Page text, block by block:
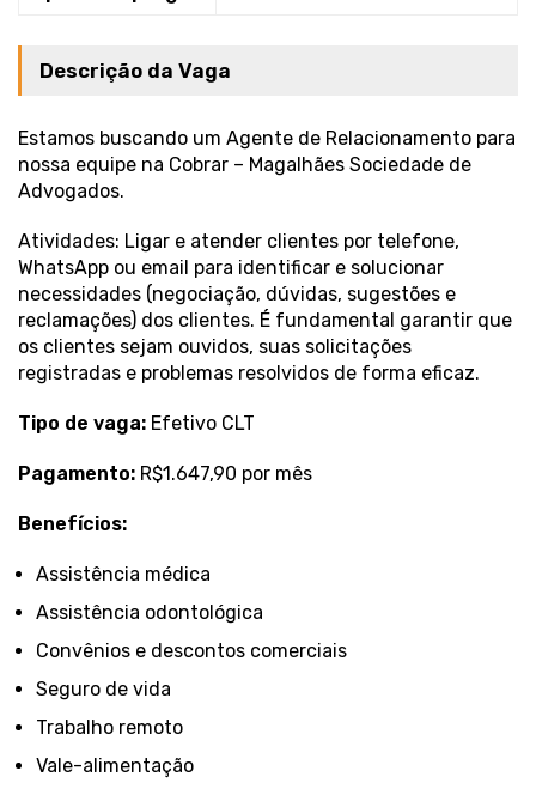
Descrição da Vaga
Estamos buscando um Agente de Relacionamento para
nossa equipe na Cobrar – Magalhães Sociedade de
Advogados.
Atividades: Ligar e atender clientes por telefone,
WhatsApp ou email para identificar e solucionar
necessidades (negociação, dúvidas, sugestões e
reclamações) dos clientes. É fundamental garantir que
os clientes sejam ouvidos, suas solicitações
registradas e problemas resolvidos de forma eficaz.
Tipo de vaga: Efetivo CLT
Pagamento: R$1.647,90 por mês
Benefícios:
Assistência médica
Assistência odontológica
Convênios e descontos comerciais
Seguro de vida
Trabalho remoto
Vale-alimentação